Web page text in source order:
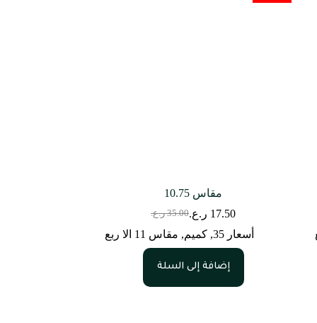
مقاس 10.75
35.00 ر.ع. السعر
الأصلي
هو:
35.00 ر.ع..
17.50 ر.ع.السعر
الحالي
هو:
17.50 ر.ع..
أسعار 35 ,كميم, مقاس 11 الا ربع
إضافة إلى السلة